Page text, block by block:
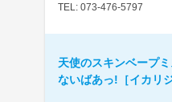
TEL: 073-476-5797
天使のスキンベープ
ないばあっ!［イカリ